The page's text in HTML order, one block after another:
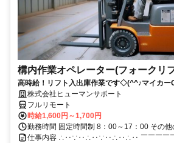
構内作業オペレーター(フォークリ
高時給！リフト入出庫作業です◇(^^♪マイカ
駅★【シゴト№0619】
株式会社ヒューマンサポート
フルリモート
時給1,600円～1,700円
勤務時間 固定時間制 8：00～17：00 その
仕事内容 ∴‥∵‥∴‥∵‥∴‥∴‥ ￣￣￣￣￣